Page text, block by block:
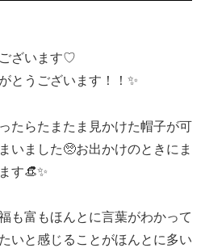
ざいます♡
とうございます！！✨
たらたまたま見かけた帽子が可
いました🥺お出かけのときにま
す👒✨
も富もほんとに言葉がわかって
いと感じることがほんとに多い